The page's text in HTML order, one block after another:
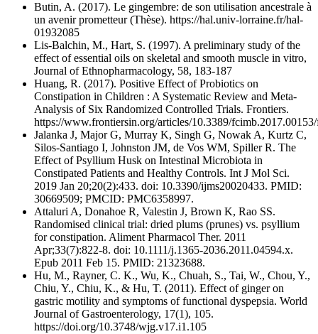
Butin, A. (2017). Le gingembre: de son utilisation ancestrale à
un avenir prometteur (Thèse). https://hal.univ-lorraine.fr/hal-
01932085
Lis-Balchin, M., Hart, S. (1997). A preliminary study of the
effect of essential oils on skeletal and smooth muscle in vitro,
Journal of Ethnopharmacology, 58, 183-187
Huang, R. (2017). Positive Effect of Probiotics on
Constipation in Children : A Systematic Review and Meta-
Analysis of Six Randomized Controlled Trials. Frontiers.
https://www.frontiersin.org/articles/10.3389/
Jalanka J, Major G, Murray K, Singh G, Nowak A, Kurtz C,
Silos-Santiago I, Johnston JM, de Vos WM, Spiller R. The
Effect of Psyllium Husk on Intestinal Microbiota in
Constipated Patients and Healthy Controls. Int J Mol Sci.
2019 Jan 20;20(2):433. doi: 10.3390/ijms20020433. PMID:
30669509; PMCID: PMC6358997.
Attaluri A, Donahoe R, Valestin J, Brown K, Rao SS.
Randomised clinical trial: dried plums (prunes) vs. psyllium
for constipation. Aliment Pharmacol Ther. 2011
Apr;33(7):822-8. doi: 10.1111/j.1365-2036.2011.04594.x.
Epub 2011 Feb 15. PMID: 21323688.
Hu, M., Rayner, C. K., Wu, K., Chuah, S., Tai, W., Chou, Y.,
Chiu, Y., Chiu, K., & Hu, T. (2011). Effect of ginger on
gastric motility and symptoms of functional dyspepsia. World
Journal of Gastroenterology, 17(1), 105.
https://doi.org/10.3748/wjg.v17.i1.105